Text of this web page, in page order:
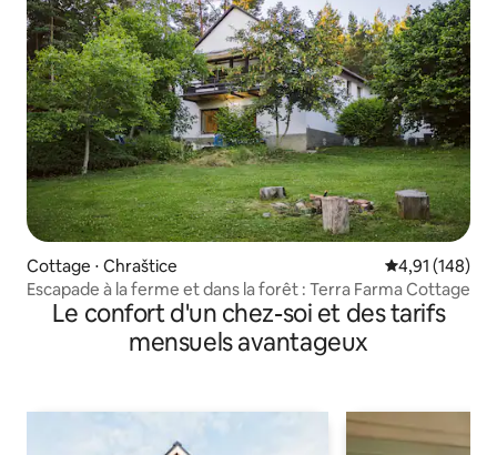
Cottage ⋅ Chraštice Évaluation
4,91 (148)
Escapade à la ferme et dans la forêt : Terra Farma Cottage
Le confort d'un chez-soi et des tarifs
mensuels avantageux